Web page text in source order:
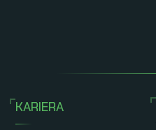
KARIERA